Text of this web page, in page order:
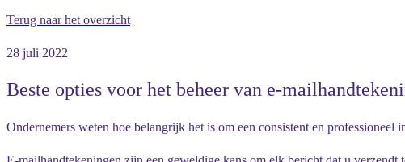
Terug naar het overzicht
28 juli 2022
Beste opties voor het beheer van e-
Ondernemers weten hoe belangrijk het is om een consistent en